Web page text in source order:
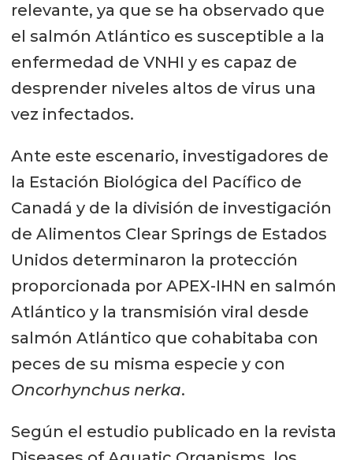
relevante, ya que se ha observado que
el salmón Atlántico es susceptible a la
enfermedad de VNHI y es capaz de
desprender niveles altos de virus una
vez infectados.
Ante este escenario, investigadores de
la Estación Biológica del Pacífico de
Canadá y de la división de investigación
de Alimentos Clear Springs de Estados
Unidos determinaron la protección
proporcionada por APEX-IHN en salmón
Atlántico y la transmisión viral desde
salmón Atlántico que cohabitaba con
peces de su misma especie y con
Oncorhynchus nerka.
Según el estudio publicado en la revista